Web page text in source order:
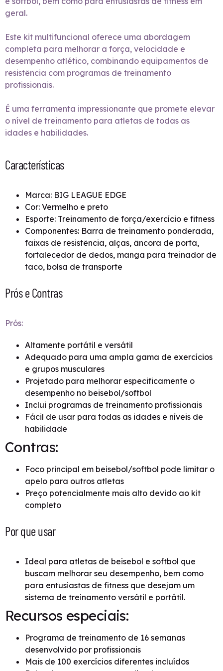
geral.
Este kit multifuncional oferece uma abordagem
completa para melhorar a força, velocidade e
desempenho atlético, combinando equipamentos de
resistência com programas de treinamento
profissionais.
É uma ferramenta impressionante que promete elevar
o nível de treinamento para atletas de todas as
idades e habilidades.
Características
Marca: BIG LEAGUE EDGE
Cor: Vermelho e preto
Esporte: Treinamento de força/exercício e fitness
Componentes: Barra de treinamento ponderada,
faixas de resistência, alças, âncora de porta,
fortalecedor de dedos, manga para treinador de
taco, bolsa de transporte
Prós e Contras
Prós:
Altamente portátil e versátil
Adequado para uma ampla gama de exercícios
e grupos musculares
Projetado para melhorar especificamente o
desempenho no beisebol/softbol
Inclui programas de treinamento profissionais
Fácil de usar para todas as idades e níveis de
habilidade
Contras:
Foco principal em beisebol/softbol pode limitar o
apelo para outros atletas
Preço potencialmente mais alto devido ao kit
completo
Por que usar
Ideal para atletas de beisebol e softbol que
buscam melhorar seu desempenho, bem como
para entusiastas de fitness que desejam um
sistema de treinamento versátil e portátil.
Recursos especiais:
Programa de treinamento de 16 semanas
desenvolvido por profissionais
Mais de 100 exercícios diferentes incluídos